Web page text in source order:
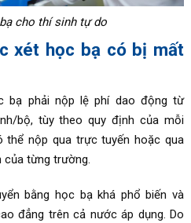
cho thí sinh tự do
xét học bạ có bị mất
bạ phải nộp lệ phí dao động từ
bộ, tùy theo quy định của mỗi
thể nộp qua trực tuyến hoặc qua
của từng trường.
bằng học bạ khá phổ biến và
đẳng trên cả nước áp dụng. Do